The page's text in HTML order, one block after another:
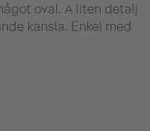
oval. A liten detalj
känsla. Enkel med